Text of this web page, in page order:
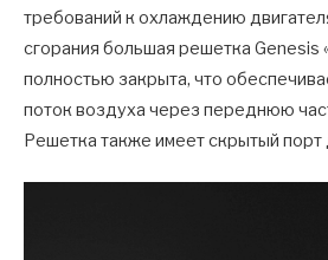
требований к охлаждению
сгорания большая решетка Genesis
полностью закрыта, что
поток воздуха через переднюю
Решетка также имеет скрытый порт